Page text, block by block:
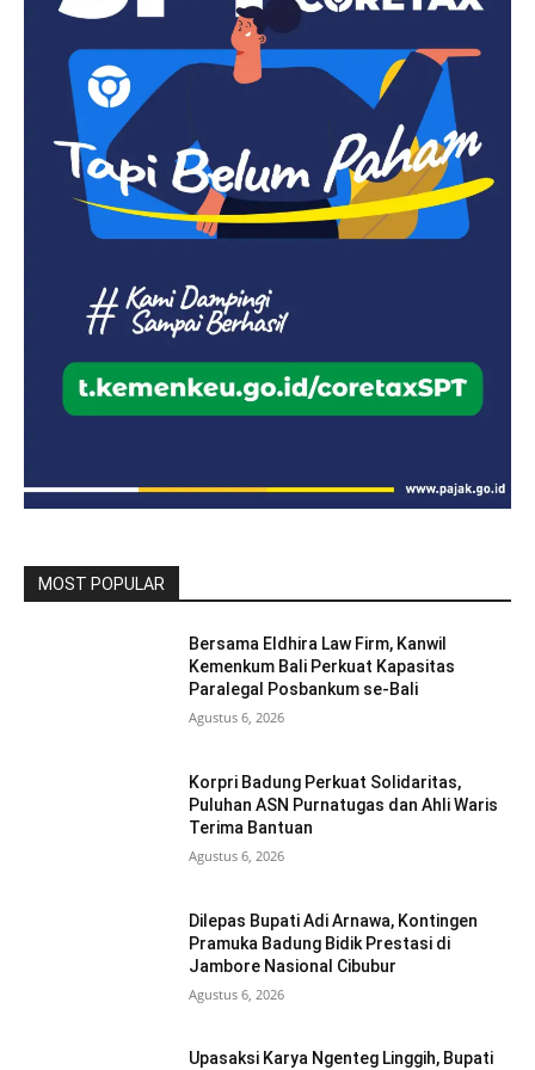
MOST POPULAR
Bersama Eldhira Law Firm, Kanwil
Kemenkum Bali Perkuat Kapasitas
Paralegal Posbankum se-Bali
Agustus 6, 2026
Korpri Badung Perkuat Solidaritas,
Puluhan ASN Purnatugas dan Ahli Waris
Terima Bantuan
Agustus 6, 2026
Dilepas Bupati Adi Arnawa, Kontingen
Pramuka Badung Bidik Prestasi di
Jambore Nasional Cibubur
Agustus 6, 2026
Upasaksi Karya Ngenteg Linggih, Bupati